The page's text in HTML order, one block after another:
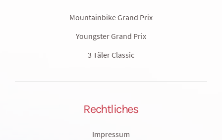
Mountainbike Grand Prix
Youngster Grand Prix
3 Täler Classic
Rechtliches
Impressum